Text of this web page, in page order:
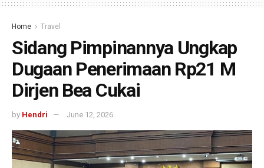
Home Travel
Sidang Pimpinannya Ungkap
Dugaan Penerimaan Rp21 M
Dirjen Bea Cukai
by Hendri June 12, 2026